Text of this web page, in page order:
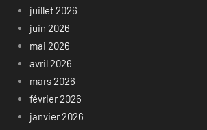
juillet 2026
juin 2026
mai 2026
avril 2026
mars 2026
février 2026
janvier 2026